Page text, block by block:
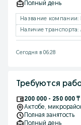
Полный день
Название компании:
Наличие транспорта:
Сегодня в 06:28
Требуются
200 000 - 250 000
Актобе, микрорайон
Полная занятость
Полный день